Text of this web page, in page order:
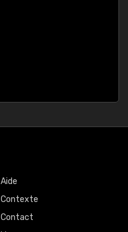
Aide
Contexte
Contact